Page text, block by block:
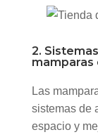
2.
mamparas
Las
sistemas de
espacio y